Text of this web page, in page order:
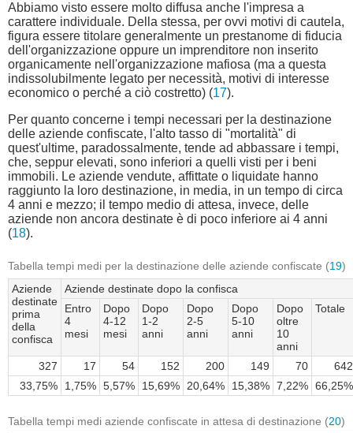
Abbiamo visto essere molto diffusa anche l'impresa a
carattere individuale. Della stessa, per ovvi motivi di cautela,
figura essere titolare generalmente un prestanome di fiducia
dell'organizzazione oppure un imprenditore non inserito
organicamente nell'organizzazione mafiosa (ma a questa
indissolubilmente legato per necessità, motivi di interesse
economico o perché a ciò costretto) (17).
Per quanto concerne i tempi necessari per la destinazione
delle aziende confiscate, l'alto tasso di "mortalità" di
quest'ultime, paradossalmente, tende ad abbassare i tempi,
che, seppur elevati, sono inferiori a quelli visti per i beni
immobili. Le aziende vendute, affittate o liquidate hanno
raggiunto la loro destinazione, in media, in un tempo di circa
4 anni e mezzo; il tempo medio di attesa, invece, delle
aziende non ancora destinate è di poco inferiore ai 4 anni
(18).
Tabella tempi medi per la destinazione delle aziende confiscate (19)
Aziende
destinate
prima
della
confisca
Aziende destinate dopo la confisca
Entro
4
mesi
Dopo
4-12
mesi
Dopo
1-2
anni
Dopo
2-5
anni
Dopo
5-10
anni
Dopo
oltre
10
anni
Totale
327 17 54 152 200 149 70
642
33,75%
1,75% 5,57% 15,69% 20,64% 15,38% 7,22% 66,25%
Tabella tempi medi aziende confiscate in attesa di destinazione (20)